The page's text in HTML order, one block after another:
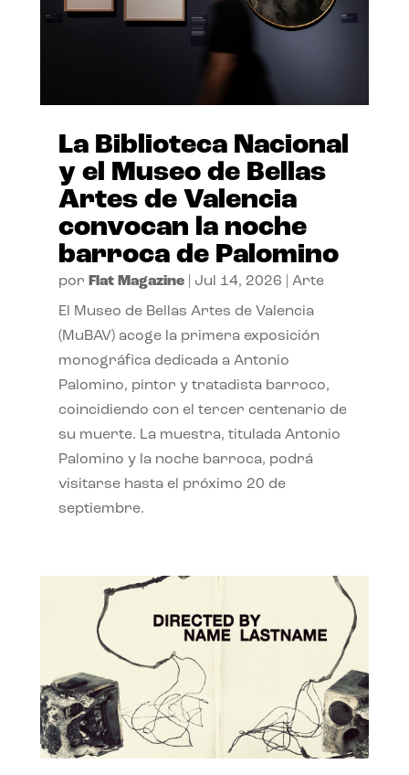
La Biblioteca Nacional
y el Museo de Bellas
Artes de Valencia
convocan la noche
barroca de Palomino
por Flat Magazine| Jul 14, 2026 Arte
El Museo de Bellas Artes de Valencia
(MuBAV) acoge la primera exposición
monográfica dedicada a Antonio
Palomino, pintor y tratadista barroco,
coincidiendo con el tercer centenario de
su muerte. La muestra, titulada Antonio
Palomino y la noche barroca, podrá
visitarse hasta el próximo 20 de
septiembre.